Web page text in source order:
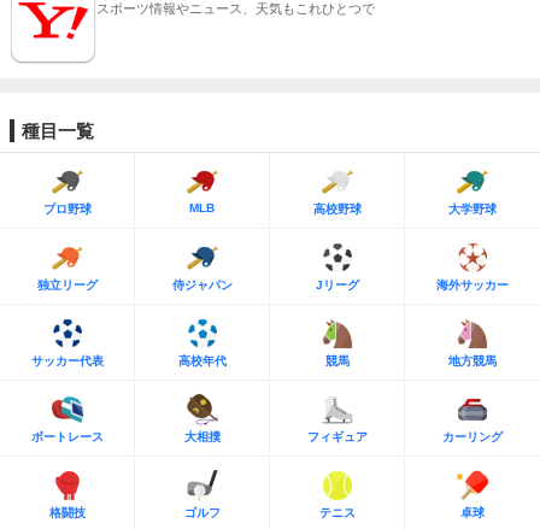
スポーツ情報やニュース、天気もこれひとつで
種目一覧
プロ野球 MLB 高校野球 大学野球
独立リーグ 侍ジャパン Jリーグ 海外サッカー
サッカー代表 高校年代 競馬 地方競馬
ボートレース 大相撲 フィギュア カーリング
格闘技 ゴルフ テニス 卓球